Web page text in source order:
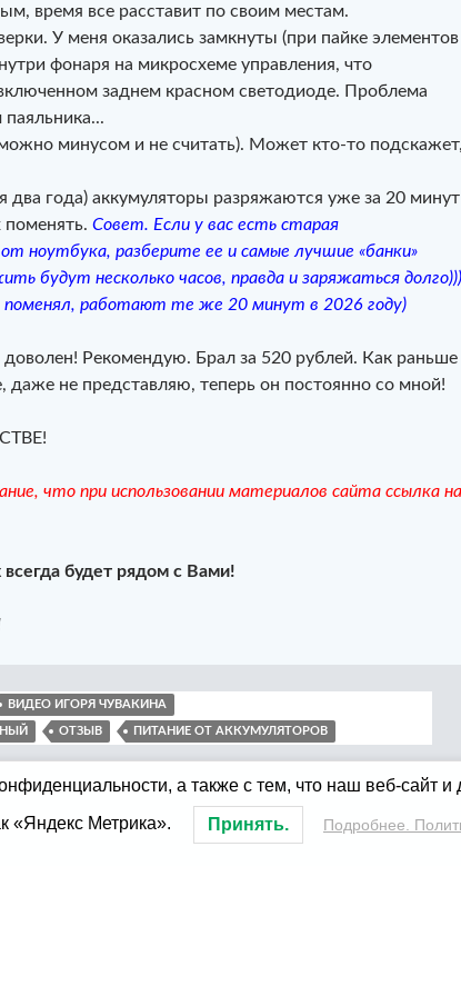
время все расставит по своим местам.
У меня оказались замкнуты (при пайке элементов
фонаря на микросхеме управления, что
заднем красном светодиоде. Проблема
минусом и не считать). Может кто-то подскажет,
два года) аккумуляторы разряжаются уже за 20 минут
Совет. Если у вас есть старая
ноутбука, разберите ее и самые лучшие «банки»
будут несколько часов, правда и заряжаться долго)))
поменял, работают те же 20 минут в 2026 году)
Рекомендую. Брал за 520 рублей. Как раньше
даже не представляю, теперь он постоянно со мной!
что при использовании материалов сайта ссылка на
всегда будет рядом с Вами!
ВИДЕО ИГОРЯ ЧУВАКИНА
ОТЗЫВ ПИТАНИЕ ОТ АККУМУЛЯТОРОВ
а также с тем, что наш веб-сайт
«Яндекс Метрика». Принять. Подробнее.